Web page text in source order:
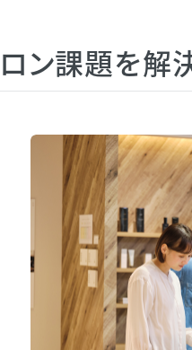
ン課題を解